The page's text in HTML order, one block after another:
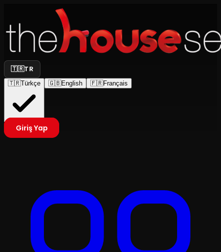
🇹🇷TR
🇹🇷Türkçe 🇬🇧English 🇫🇷Français
Giriş Yap